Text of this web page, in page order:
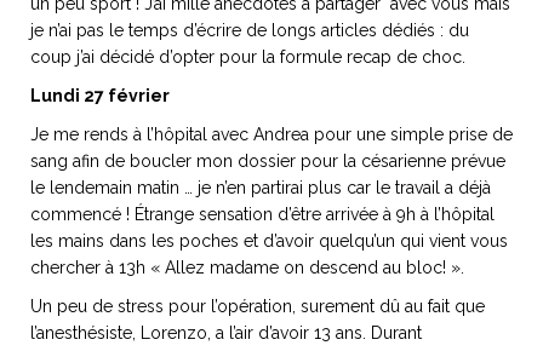
NOS ARTICLES ART ET DESIGN
un peu sport ! J’ai mille anecdotes à partager avec vous mais
je n’ai pas le temps d’écrire de longs articles dédiés : du
coup j’ai décidé d’opter pour la formule recap de choc.
Lundi 27 février
Je me rends à l’hôpital avec Andrea pour une simple prise de
sang afin de boucler mon dossier pour la césarienne prévue
le lendemain matin … je n’en partirai plus car le travail a déjà
commencé ! Étrange sensation d’être arrivée à 9h à l’hôpital
les mains dans les poches et d’avoir quelqu’un qui vient vous
chercher à 13h « Allez madame on descend au bloc! ».
Un peu de stress pour l’opération, surement dû au fait que
l’anesthésiste, Lorenzo, a l’air d’avoir 13 ans. Durant